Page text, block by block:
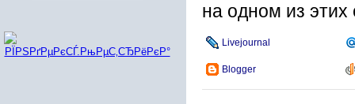
на одном из этих
Livejournal
Blogger